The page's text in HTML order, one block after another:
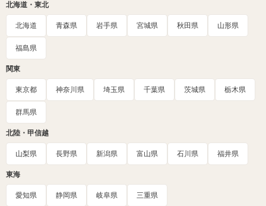
北海道・東北
北海道 青森県 岩手県 宮城県 秋田県 山形県
福島県
関東
東京都 神奈川県 埼玉県 千葉県 茨城県 栃木県
群馬県
北陸・甲信越
山梨県 長野県 新潟県 富山県 石川県 福井県
東海
愛知県 静岡県 岐阜県 三重県